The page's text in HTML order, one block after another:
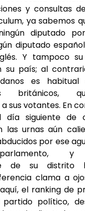
y consultas
ya sabemos
diputado
diputado
Y tampoco
su país; al
es
británicos,
sus votantes. En
día siguiente de
las urnas aún
por ese
y
de su distrito
clama a
el ranking de
político,